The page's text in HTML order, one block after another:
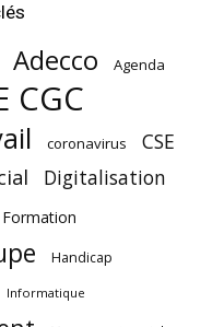
Adecco Agenda
CGC
coronavirus CSE
Digitalisation
Formation
Handicap
Informatique